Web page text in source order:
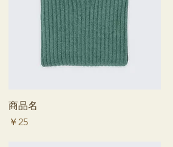
商品名
価格
￥25